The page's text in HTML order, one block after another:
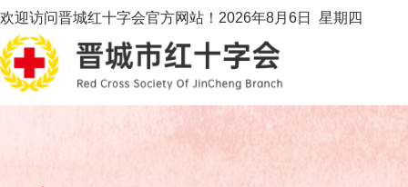
欢迎访问晋城红十字会官方网站！ 2026年8月6日 星期四